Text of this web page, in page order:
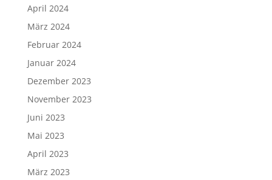
April 2024
März 2024
Februar 2024
Januar 2024
Dezember 2023
November 2023
Juni 2023
Mai 2023
April 2023
März 2023